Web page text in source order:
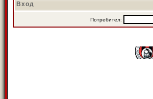
Вход
Потребител: